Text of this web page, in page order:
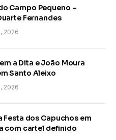
Campo Pequeno –
Fernandes
2026
a Dita e João Moura
Santo Aleixo
2026
Festa dos Capuchos em
com cartel definido